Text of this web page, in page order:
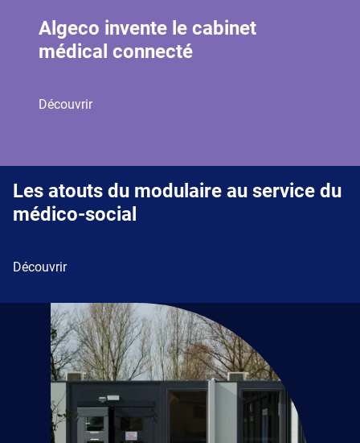
Algeco invente le cabinet
médical connecté
Découvrir
Les atouts du modulaire au service du
médico-social
Découvrir